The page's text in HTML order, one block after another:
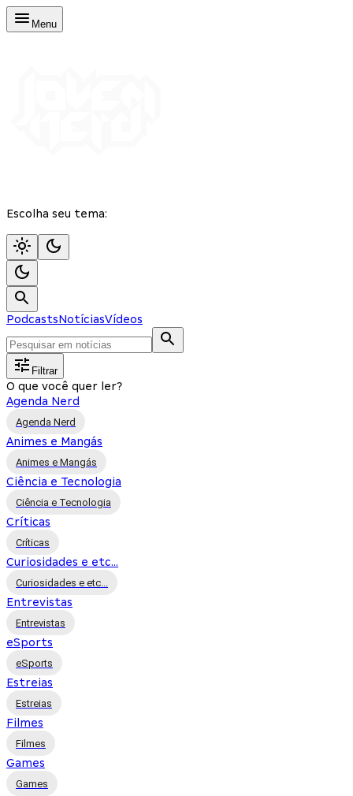
Menu
Escolha seu tema:
PodcastsNotíciasVídeos
Filtrar
O que você quer ler?
Agenda Nerd
Agenda Nerd
Animes e Mangás
Animes e Mangás
Ciência e Tecnologia
Ciência e Tecnologia
Críticas
Críticas
Curiosidades e etc...
Curiosidades e etc...
Entrevistas
Entrevistas
eSports
eSports
Estreias
Estreias
Filmes
Filmes
Games
Games